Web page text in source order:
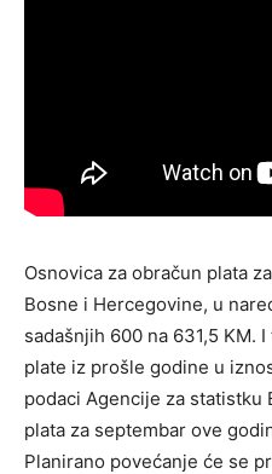
Osnovica za obračun plata
Bosne i Hercegovine, u
sadašnjih 600 na 631,5 KM.
plate iz prošle godine u
podaci Agencije za statistku
plata za septembar ove
Planirano povećanje će se